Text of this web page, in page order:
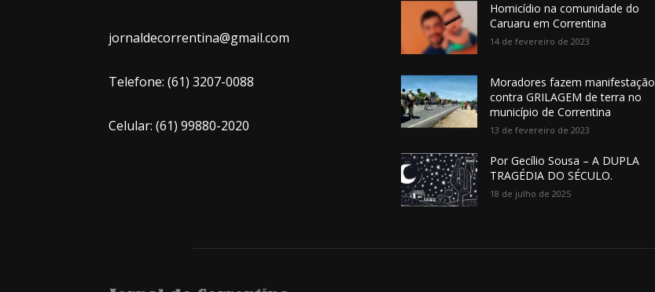
jornaldecorrentina@gmail.com
Telefone: (61) 3207-0088
Celular: (61) 99880-2020
Homicídio na comunidade do
Caruaru em Correntina
14 de fevereiro de 2023
Moradores fazem manifestação
contra GRILAGEM de terra no
município de Correntina
13 de fevereiro de 2023
Por Gecílio Sousa – A DUPLA
TRAGÉDIA DO SÉCULO.
18 de julho de 2025